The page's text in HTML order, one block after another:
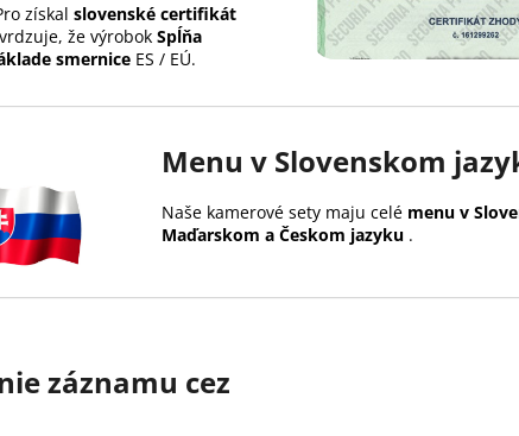
získal slovenské certifikát
že výrobok Spĺňa
smernice ES / EÚ.
Menu v Slovenskom
Naše kamerové sety maju celé menu v
Maďarskom a Českom jazyku.
záznamu cez